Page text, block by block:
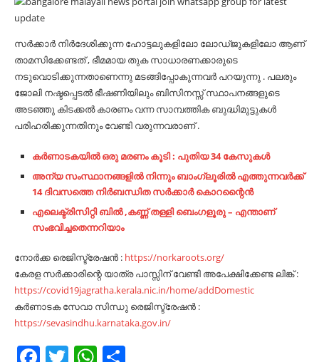
സർക്കാർ നിർദേശിക്കുന്ന ഹോട്ടലുകളിലോ ലോഡ്ജുകളിലോ ആണ്
താമസിക്കേണ്ടത് , ഭീമമായ തുക സാധാരണക്കാരുടെ
നടുവൊടിക്കുന്നതാണെന്നു മടങ്ങിപ്പോകുന്നവർ പറയുന്നു . പലരും
ജോലി നഷ്ടപ്പെടൽ ഭീഷണിയിലും ബിസിനസ്സ് സ്ഥാപനങ്ങളുടെ
അടഞ്ഞു കിടക്കൽ കാരണം വന്ന സാമ്പത്തിക ബുദ്ധിമുട്ടുകൾ
പരിഹരിക്കുന്നതിനും വേണ്ടി വരുന്നവരാണ് .
കർണാടകയിൽ ഒരു മരണം കൂടി : പുതിയ 34 കേസുകൾ
അന്യ സംസ്ഥാനങ്ങളിൽ നിന്നും ബാംഗ്ലൂരിൽ എത്തുന്നവർക്ക്
14 ദിവസത്തെ നിർബന്ധിത സർക്കാർ കൊറന്റൈൻ
എലെക്ട്രിസിറ്റി ബിൽ ,കണ്ണ് തള്ളി ബെംഗളൂരു – എന്താണ്
സംഭവിച്ചതെന്നറിയാം
നോർക്ക രെജിസ്ട്രേഷൻ : https://norkaroots.org/
കേരള സർക്കാരിന്റെ യാത്ര പാസ്സിന് വേണ്ടി അപേക്ഷിക്കേണ്ട ലിങ്ക് :
https://covid19jagratha.kerala.nic.in/home/addDomestic
കർണാടക സേവാ സിന്ധു രെജിസ്ട്രേഷൻ :
https://sevasindhu.karnataka.gov.in/